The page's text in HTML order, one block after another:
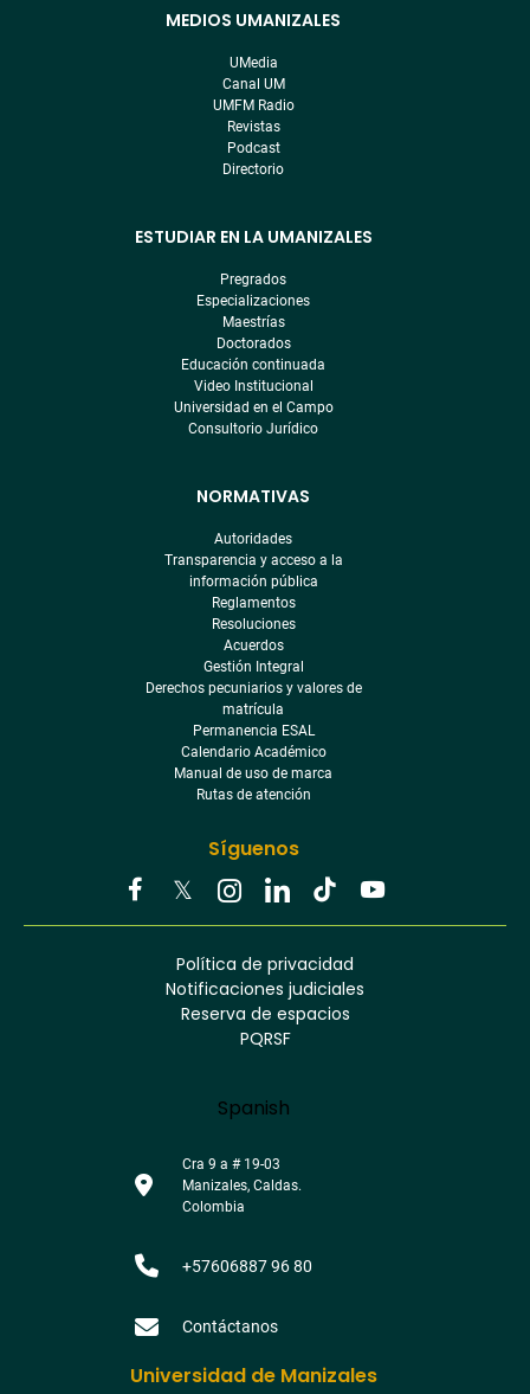
Síguenos
TwitterInstagramLinkedinTiktokYoutube
MEDIOS UMANIZALES
UMedia
Canal UM
UMFM Radio
Revistas
Podcast
Directorio
ESTUDIAR EN LA UMANIZALES
Pregrados
Especializaciones
Maestrías
Doctorados
Educación continuada
Video Institucional
Universidad en el Campo
Consultorio Jurídico
NORMATIVAS
Autoridades
Transparencia y acceso a la
información pública
Reglamentos
Resoluciones
Acuerdos
Gestión Integral
Derechos pecuniarios y valores de
matrícula
Permanencia ESAL
Calendario Académico
Manual de uso de marca
Rutas de atención
Política de privacidad
Notificaciones judiciales
Reserva de espacios
PQRSF
Language
Spanish
Cra 9 a # 19-03
Manizales, Caldas.
Colombia
+57606887 96 80
Contáctanos
Universidad de Manizales